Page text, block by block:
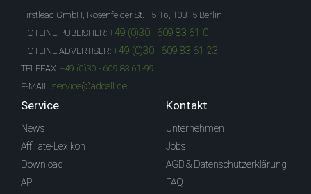
Firstlead GmbH, Rosenfelder St. 15-16, 10315 Berlin
HOTLINE PUBLISHER: +49 (0)30 - 609 83 61-0
HOTLINE ADVERTISER: +49 (0)30 - 609 83 61-23
TELEFAX: +49 (0)30 - 609 83 61-99
E-MAIL: service@adcell.de
Service
News
Affiliate-Lexikon
Download
API
Kontakt
Unternehmen
Jobs
AGB & Datenschutzerklärung
FAQ